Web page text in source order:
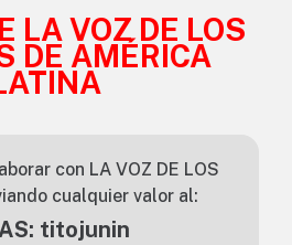
LA VOZ DE LOS
DE AMÉRICA
con LA VOZ DE LOS
cualquier valor al:
titojunin